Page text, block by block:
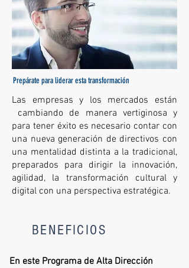
Prepárate para liderar esta transformación
Las empresas y los mercados están
cambiando de manera vertiginosa y
para tener éxito es necesario contar con
una nueva generación de directivos con
una mentalidad distinta a la tradicional,
preparados para dirigir la innovación,
agilidad, la transformación cultural y
digital con una perspectiva estratégica.
BENEFICIOS
En este Programa de Alta Dirección